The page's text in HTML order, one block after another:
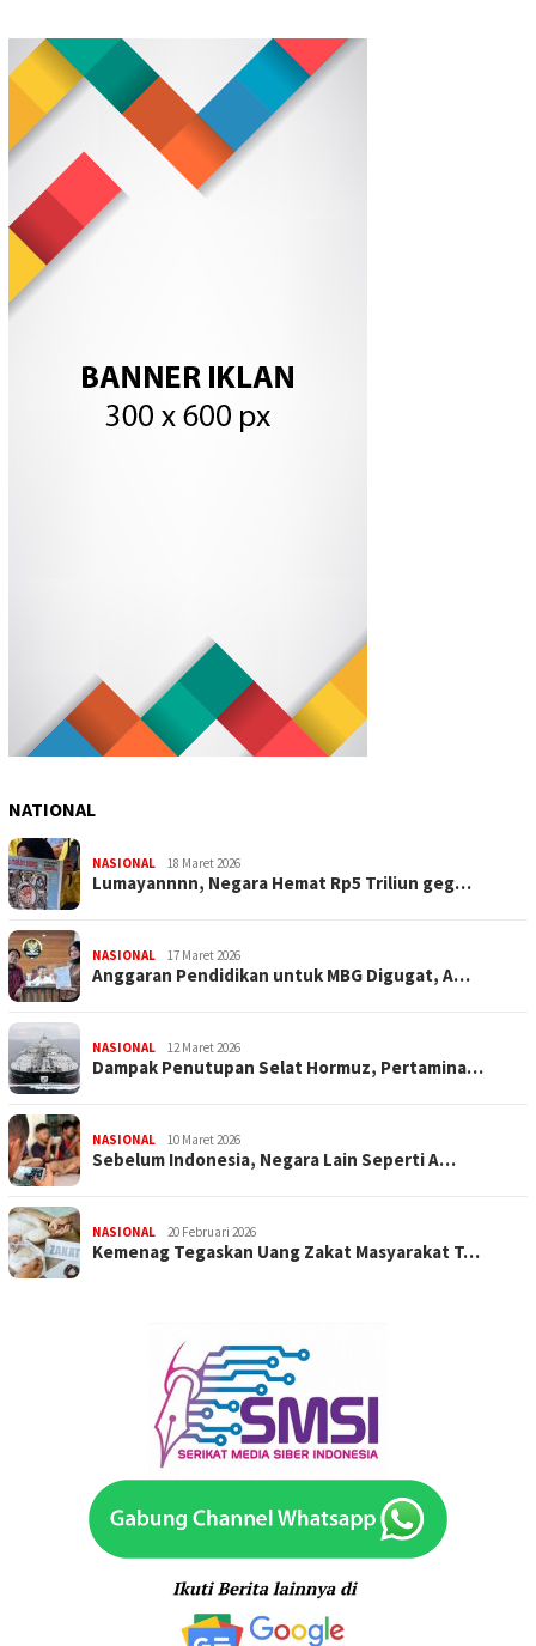
NATIONAL
NASIONAL 18 Maret 2026
Lumayannnn, Negara Hemat Rp5 Triliun geg…
NASIONAL 17 Maret 2026
Anggaran Pendidikan untuk MBG Digugat, A…
NASIONAL 12 Maret 2026
Dampak Penutupan Selat Hormuz, Pertamina…
NASIONAL 10 Maret 2026
Sebelum Indonesia, Negara Lain Seperti A…
NASIONAL 20 Februari 2026
Kemenag Tegaskan Uang Zakat Masyarakat T…